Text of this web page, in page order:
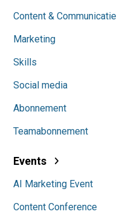
Content & Communicatie
Marketing
Skills
Social media
Abonnement
Teamabonnement
Events
AI Marketing Event
Content Conference